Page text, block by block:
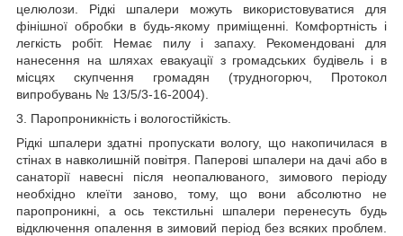
целюлози. Рідкі шпалери можуть використовуватися для
фінішної обробки в будь-якому приміщенні. Комфортність і
легкість робіт. Немає пилу і запаху. Рекомендовані для
нанесення на шляхах евакуації з громадських будівель і в
місцях скупчення громадян (трудногорюч, Протокол
випробувань № 13/5/3-16-2004).
3. Паропроникність і вологостійкість.
Рідкі шпалери здатні пропускати вологу, що накопичилася в
стінах в навколишній повітря. Паперові шпалери на дачі або в
санаторії навесні після неопалюваного, зимового періоду
необхідно клеїти заново, тому, що вони абсолютно не
паропроникні, а ось текстильні шпалери перенесуть будь
відключення опалення в зимовий період без всяких проблем.